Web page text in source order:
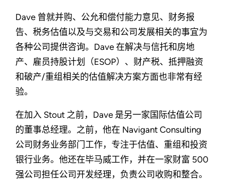
Dave 曾就并购、公允和偿付能力意见、财务报
告、税务估值以及与交易和公司发展相关的事宜为
各种公司提供咨询。Dave 在解决与信托和房地
产、雇员持股计划（ESOP）、财产税、抵押融资
和破产/重组相关的估值解决方案方面也非常有经
验。
在加入 Stout 之前，Dave 是另一家国际估值公司
的董事总经理。之前，他在 Navigant Consulting
公司财务业务部门工作，专注于估值、重组和投资
银行业务。他还在毕马威工作，并在一家财富 500
强公司担任公司开发经理，负责公司收购和整合。